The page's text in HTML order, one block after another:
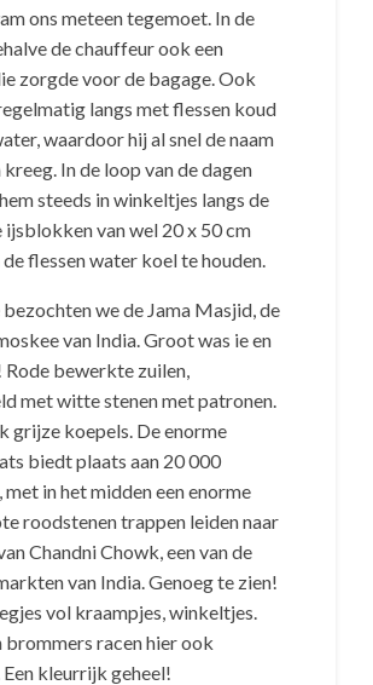
ons meteen tegemoet. In de
de chauffeur ook een
zorgde voor de bagage. Ook
langs met flessen koud
waardoor hij al snel de naam
In de loop van de dagen
steeds in winkeltjes langs de
ijsblokken van wel 20 x 50 cm
flessen water koel te houden.
we de Jama Masjid, de
van India. Groot was ie en
bewerkte zuilen,
met witte stenen met patronen.
grijze koepels. De enorme
biedt plaats aan 20 000
met in het midden een enorme
roodstenen trappen leiden naar
Chandni Chowk, een van de
van India. Genoeg te zien!
vol kraampjes, winkeltjes.
brommers racen hier ook
kleurrijk geheel!